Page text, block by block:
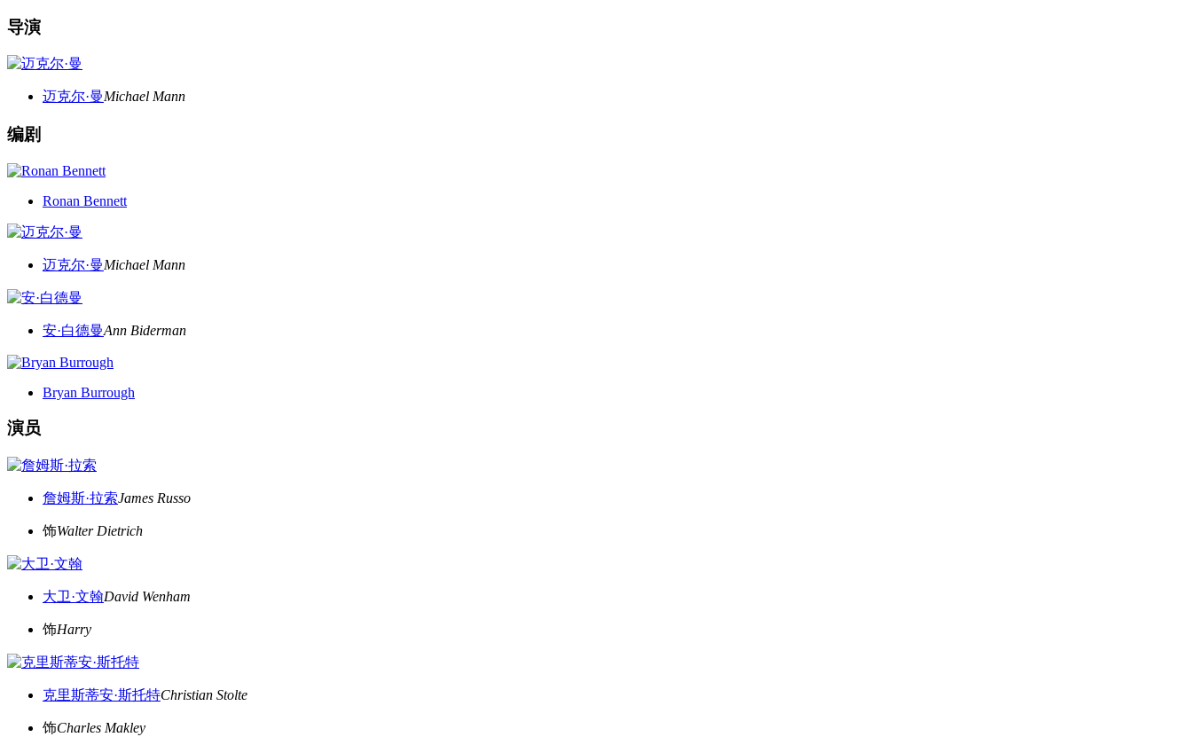
导演
迈克尔·曼Michael Mann
编剧
Ronan Bennett
迈克尔·曼Michael Mann
安·白德曼Ann Biderman
Bryan Burrough
演员
詹姆斯·拉索James Russo
饰Walter Dietrich
大卫·文翰David Wenham
饰Harry
克里斯蒂安·斯托特Christian Stolte
饰Charles Makley